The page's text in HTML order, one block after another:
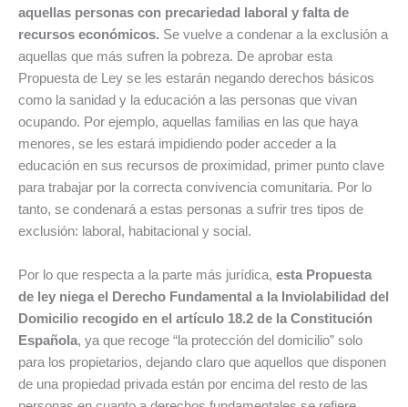
aquellas personas con precariedad laboral y falta de
recursos económicos. Se vuelve a condenar a la exclusión a
aquellas que más sufren la pobreza. De aprobar esta
Propuesta de Ley se les estarán negando derechos básicos
como la sanidad y la educación a las personas que vivan
ocupando. Por ejemplo, aquellas familias en las que haya
menores, se les estará impidiendo poder acceder a la
educación en sus recursos de proximidad, primer punto clave
para trabajar por la correcta convivencia comunitaria. Por lo
tanto, se condenará a estas personas a sufrir tres tipos de
exclusión: laboral, habitacional y social.
Por lo que respecta a la parte más jurídica, esta Propuesta
de ley niega el Derecho Fundamental a la Inviolabilidad del
Domicilio recogido en el artículo 18.2 de la Constitución
Española, ya que recoge “la protección del domicilio” solo
para los propietarios, dejando claro que aquellos que disponen
de una propiedad privada están por encima del resto de las